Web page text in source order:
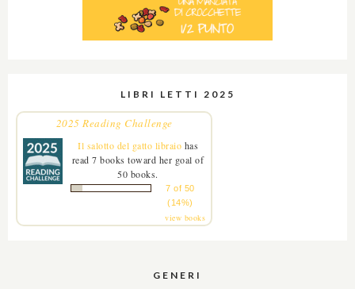
LIBRI LETTI 2025
2025 Reading Challenge
Il salotto del gatto libraio has
read 7 books toward her goal of
50 books.
7 of 50
(14%)
view books
GENERI